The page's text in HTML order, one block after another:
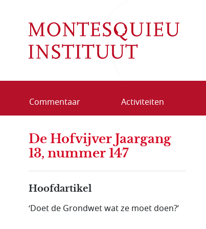
Commentaar Activiteiten
De Hofvijver Jaargang
13, nummer 147
Hoofdartikel
‘Doet de Grondwet wat ze moet doen?’